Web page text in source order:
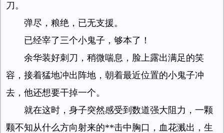
刀。
弹尽，粮绝，已无支援。
已经宰了三个小鬼子，够本了！
余华装好刺刀，稍微喘息，脸上露出满足的笑
容，接着猛地冲出阵地，朝着最近位置的小鬼子冲
去，他还想要干掉一个。
就在这时，身子突然感受到数道强大阻力，一颗
颗不知从什么方向射来的**击中胸口，血花溅出，生